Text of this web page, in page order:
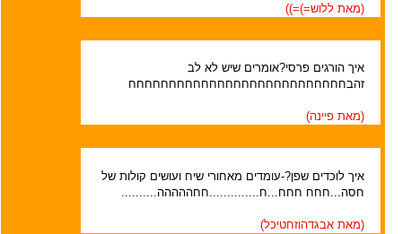
(מאת ללוש=)=))
איך הורגים פרסי?אומרים שיש לא לב
זהבחחחחחחחחחחחחחחחחחחחחחחחחחחח
(מאת פיינה)
איך לוכדים שפן?-עומדים מאחורי שיח ועושים קולות של
חסה...חחח חחח...ח..............חחההההה..........
(מאת אבגדהוזחטיכל)